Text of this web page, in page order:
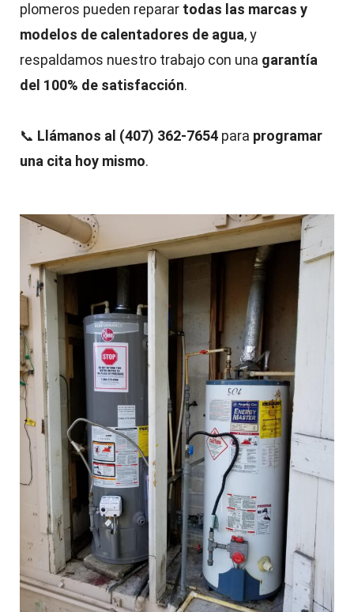
plomeros pueden reparar todas las marcas y
modelos de calentadores de agua, y
respaldamos nuestro trabajo con una garantía
del 100% de satisfacción.
📞 Llámanos al (407) 362-7654 para programar
una cita hoy mismo.